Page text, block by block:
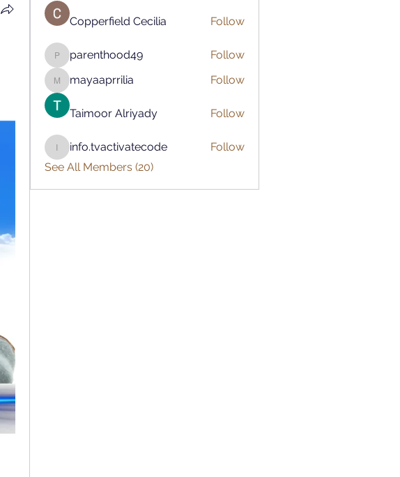
Copperfield Cecilia Follow
parenthood49
parenthood49 Follow
mayaaprrilia
mayaaprrilia Follow
Taimoor Alriyady Follow
info.tvactivatecode
info.tvactivatecode
Follow
See All Members (20)